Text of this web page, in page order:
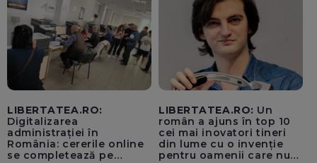
LIBERTATEA.RO:
Digitalizarea
administrației în
România: cererile online
se completează pe
LIBERTATEA.RO: Un
român a ajuns în top 10
cei mai inovatori tineri
din lume cu o invenție
pentru oamenii care nu